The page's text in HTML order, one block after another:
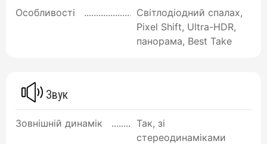
Особливості
Світлодіодний спалах,
Pixel Shift, Ultra-HDR,
панорама, Best Take
Звук
Зовнішній динамік
Так, зі
стереодинаміками